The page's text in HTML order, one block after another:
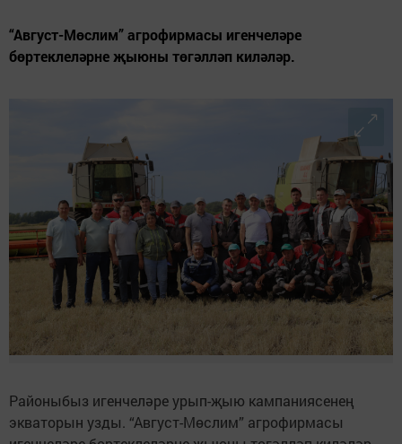
“Август-Мөслим” агрофирмасы игенчеләре
бөртеклеләрне җыюны төгәлләп киләләр.
Районыбыз игенчеләре урып-җыю кампаниясенең
экваторын узды. “Август-Мөслим” агрофирмасы